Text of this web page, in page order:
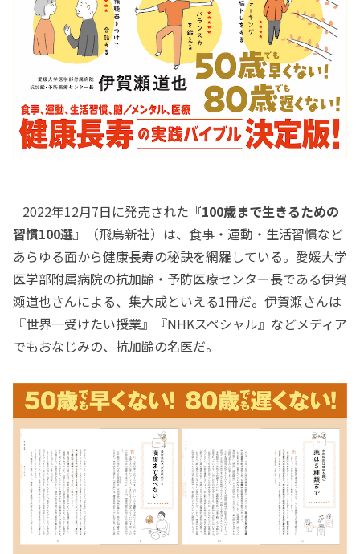
2022年12月7日に発売された 『100歳まで生きるための
習慣100選』
（飛鳥新社）は、食事・運動・生活習慣など
あらゆる面から健康長寿の秘訣を網羅している。愛媛大学
医学部附属病院の抗加齢・予防医療センター長である伊賀
瀬道也さんによる、集大成といえる1冊だ。伊賀瀬さんは
『世界一受けたい授業』『NHKスペシャル』などメディア
でもおなじみの、抗加齢の名医だ。